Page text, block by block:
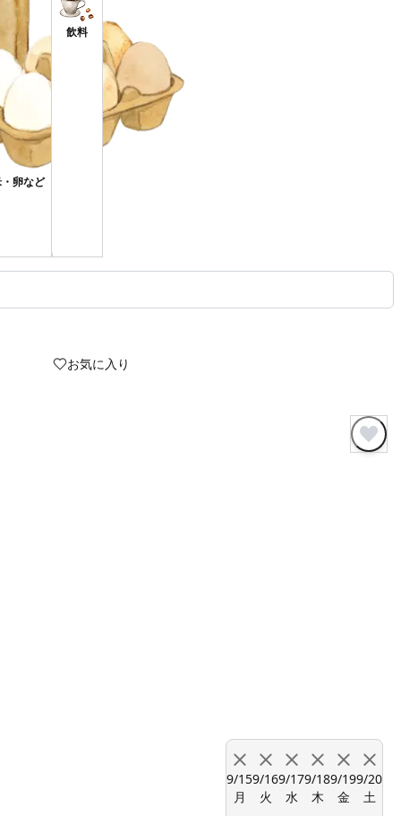
卵など
飲料
お気に入り
9/15
月
9/16
火
9/17
水
9/18
木
9/19
金
9/20
土